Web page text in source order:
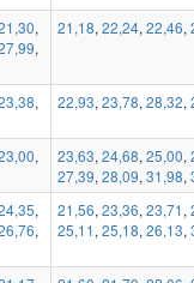
,
,
21,18, 22,24, 22,46,
,
22,93, 23,78, 28,32,
,
23,63, 24,68, 25,00,
27,39, 28,09, 31,98,
,
,
21,56, 23,36, 23,71 ,
25,11 , 25,18, 26,13,